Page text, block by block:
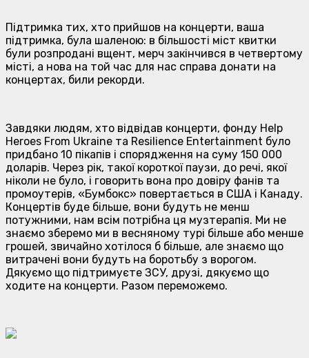
Підтримка тих, хто прийшов на концерти, ваша
підтримка, була шаленою: в більшості міст квитки
були розпродані вщент, мерч закінчився в четвертому
місті, а нова на той час для нас справа донати на
концертах, били рекорди.
Завдяки людям, хто відвідав концерти, фонду Help
Heroes From Ukraine та Resilience Entertainment було
придбано 10 пікапів і спорядження на суму 150 000
доларів. Через рік, такої короткої паузи, до речі, якої
ніколи не було, і говорить вона про довіру фанів та
промоутерів, «Бумбокс» повертається в США і Канаду.
Концертів буде більше, вони будуть не менш
потужними, нам всім потрібна ця музтерапія. Ми не
знаємо зберемо ми в весняному турі більше або менше
грошей, звичайно хотілося б більше, але знаємо що
витрачені вони будуть на боротьбу з ворогом.
Дякуємо що підтримуєте ЗСУ, друзі, дякуємо що
ходите на концерти. Разом переможемо.